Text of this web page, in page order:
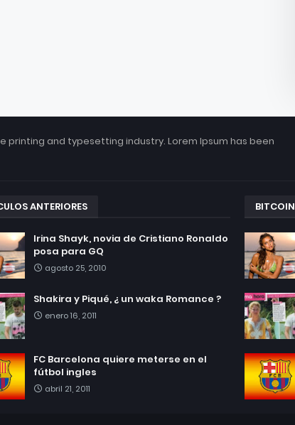
printing and typesetting industry. Lorem Ipsum has been
ANTERIORES
Irina Shayk, novia de Cristiano Ronaldo
posa para GQ
agosto 25, 2010
Shakira y Piqué, ¿ un waka Romance ?
enero 16, 2011
FC Barcelona quiere meterse en el
fútbol ingles
abril 21, 2011
BITCOIN